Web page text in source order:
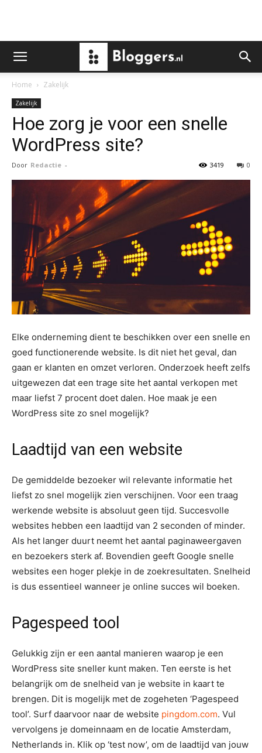
Home Zakelijk
Zakelijk
Hoe zorg je voor een snelle
WordPress site?
Door Redactie - 0
3419
Elke onderneming dient te beschikken over een snelle en
goed functionerende website. Is dit niet het geval, dan
gaan er klanten en omzet verloren. Onderzoek heeft zelfs
uitgewezen dat een trage site het aantal verkopen met
maar liefst 7 procent doet dalen. Hoe maak je een
WordPress site zo snel mogelijk?
Laadtijd van een website
De gemiddelde bezoeker wil relevante informatie het
liefst zo snel mogelijk zien verschijnen. Voor een traag
werkende website is absoluut geen tijd. Succesvolle
websites hebben een laadtijd van 2 seconden of minder.
Als het langer duurt neemt het aantal paginaweergaven
en bezoekers sterk af. Bovendien geeft Google snelle
websites een hoger plekje in de zoekresultaten. Snelheid
is dus essentieel wanneer je online succes wil boeken.
Pagespeed tool
Gelukkig zijn er een aantal manieren waarop je een
WordPress site sneller kunt maken. Ten eerste is het
belangrijk om de snelheid van je website in kaart te
brengen. Dit is mogelijk met de zogeheten ‘Pagespeed
tool’. Surf daarvoor naar de website pingdom.com. Vul
vervolgens je domeinnaam en de locatie Amsterdam,
Netherlands in. Klik op ‘test now’, om de laadtijd van jouw